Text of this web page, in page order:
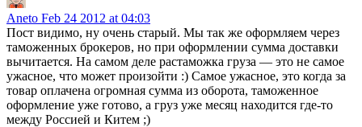
Aneto Feb 24 2012 at 04:03
Пост видимо, ну очень старый. Мы так же оформляем через
таможенных брокеров, но при оформлении сумма доставки
вычитается. На самом деле растаможка груза — это не самое
ужасное, что может произойти :) Самое ужасное, это когда за
товар оплачена огромная сумма из оборота, таможенное
оформление уже готово, а груз уже месяц находится где-то
между Россией и Китем ;)